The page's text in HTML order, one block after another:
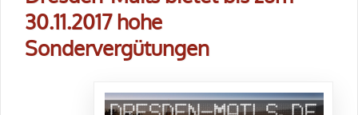
30.11.2017 hohe
Sondervergütungen